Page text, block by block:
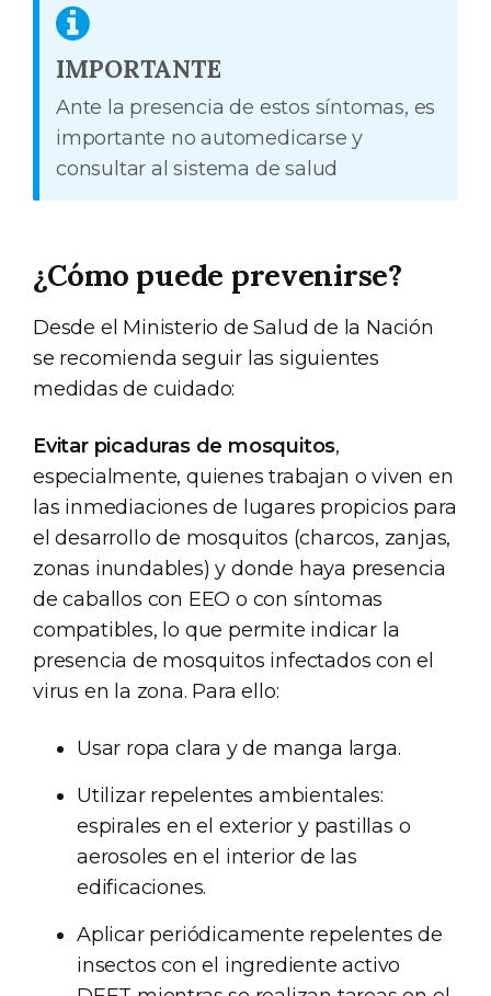
IMPORTANTE
Ante la presencia de estos síntomas, es
importante no automedicarse y
consultar al sistema de salud
¿Cómo puede prevenirse?
Desde el Ministerio de Salud de la Nación
se recomienda seguir las siguientes
medidas de cuidado:
Evitar picaduras de mosquitos,
especialmente, quienes trabajan o viven en
las inmediaciones de lugares propicios para
el desarrollo de mosquitos (charcos, zanjas,
zonas inundables) y donde haya presencia
de caballos con EEO o con síntomas
compatibles, lo que permite indicar la
presencia de mosquitos infectados con el
virus en la zona. Para ello:
Usar ropa clara y de manga larga.
Utilizar repelentes ambientales:
espirales en el exterior y pastillas o
aerosoles en el interior de las
edificaciones.
Aplicar periódicamente repelentes de
insectos con el ingrediente activo